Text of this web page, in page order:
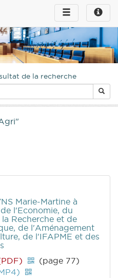
Toggle
infos
Toggle
navigation
de la recherche
Marie-Martine à
l'Economie, du
Recherche et de
de l'Aménagement
de l'IFAPME et des
(page 77)